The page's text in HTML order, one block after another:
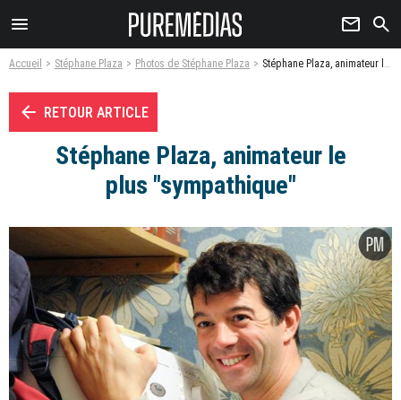
menu newsletter search
Accueil Stéphane Plaza Photos de Stéphane Plaza Stéphane Plaza, animateur le plus "sympathique" - Photo
arrow_left RETOUR ARTICLE
Stéphane Plaza, animateur le
plus "sympathique"